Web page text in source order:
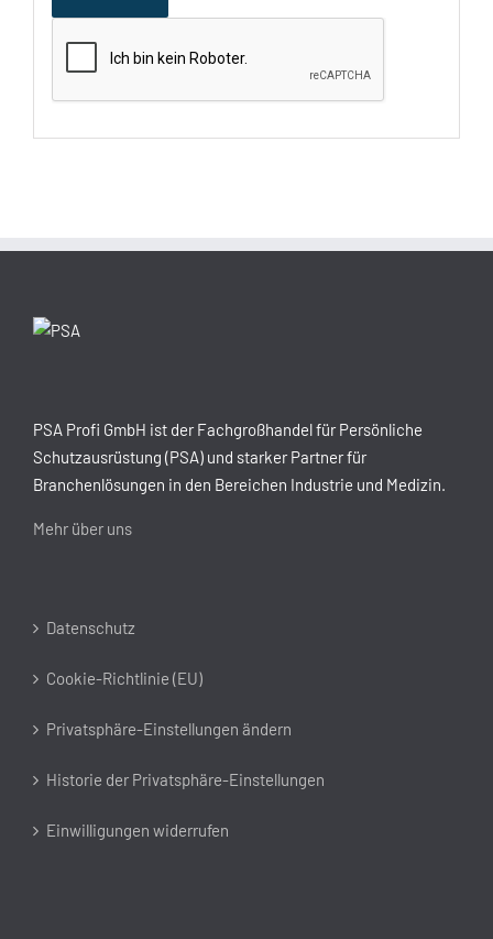
PSA Profi GmbH ist der Fachgroßhandel für Persönliche
Schutzausrüstung (PSA) und starker Partner für
Branchenlösungen in den Bereichen Industrie und Medizin.
Mehr über uns
Datenschutz
Cookie-Richtlinie (EU)
Privatsphäre-Einstellungen ändern
Historie der Privatsphäre-Einstellungen
Einwilligungen widerrufen